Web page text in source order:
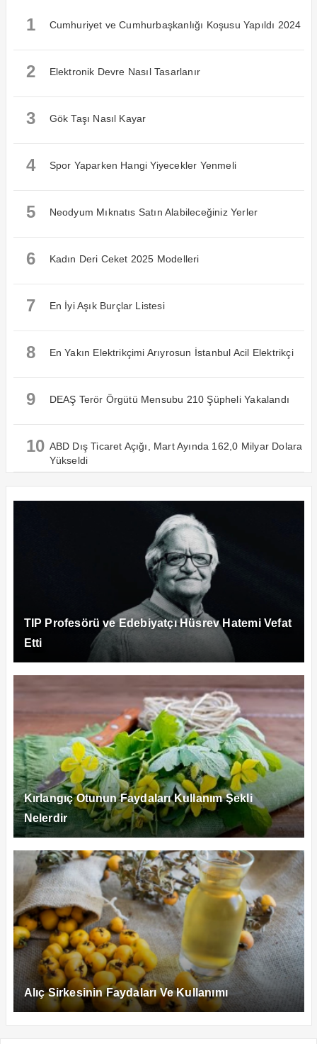
1 Cumhuriyet ve Cumhurbaşkanlığı Koşusu Yapıldı 2024
2 Elektronik Devre Nasıl Tasarlanır
3 Gök Taşı Nasıl Kayar
4 Spor Yaparken Hangi Yiyecekler Yenmeli
5 Neodyum Mıknatıs Satın Alabileceğiniz Yerler
6 Kadın Deri Ceket 2025 Modelleri
7 En İyi Aşık Burçlar Listesi
8 En Yakın Elektrikçimi Arıyrosun İstanbul Acil Elektrikçi
9 DEAŞ Terör Örgütü Mensubu 210 Şüpheli Yakalandı
10 ABD Dış Ticaret Açığı, Mart Ayında 162,0 Milyar Dolara
Yükseldi
TIP Profesörü ve Edebiyatçı Hüsrev Hatemi Vefat
Etti
Kırlangıç Otunun Faydaları Kullanım Şekli
Nelerdir
Alıç Sirkesinin Faydaları Ve Kullanımı